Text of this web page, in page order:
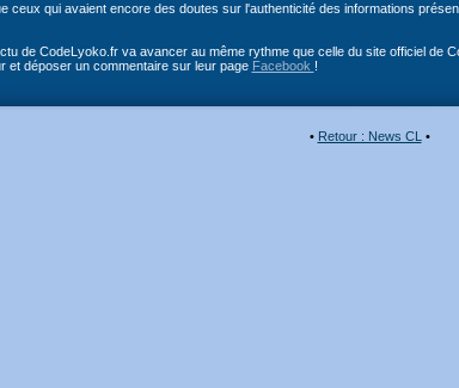
ceux qui avaient encore des doutes sur l'authenticité des informations
de CodeLyoko.fr va avancer au même rythme que celle du site officiel de
et déposer un commentaire sur leur page Facebook !
• Retour : News CL •